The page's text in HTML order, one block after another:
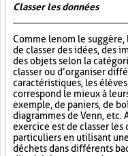
Classer les données
Comme le nom le suggère,
de classer des idées, des
des objets selon la
classer ou d’organiser
caractéristiques, les
correspond le mieux à
exemple, de paniers, de
diagrammes de Venn, etc.
exercice est de classer
particuliers en utilisant
déchets dans différents